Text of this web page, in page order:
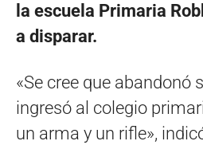
la escuela Primaria
a disparar.
«Se cree que abandonó
ingresó al colegio
un arma y un rifle»,